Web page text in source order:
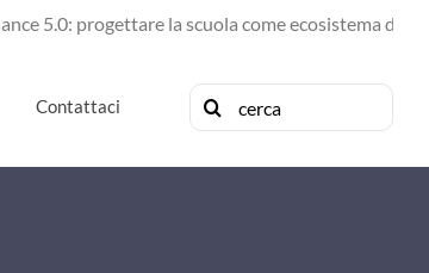
progettare la scuola come ecosistema di futuro
Contattaci
Cerca
per: